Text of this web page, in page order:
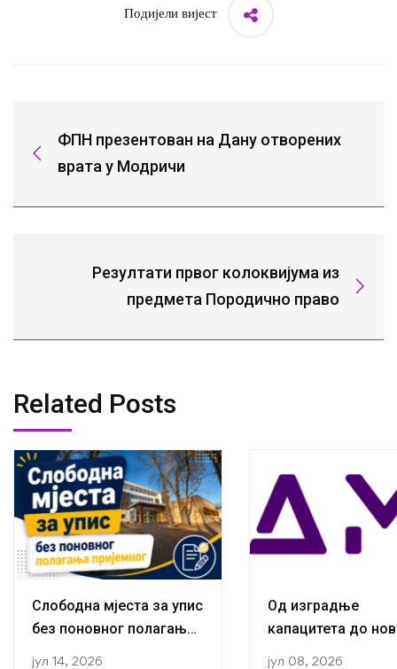
Подијели вијест
ФПН презентован на Дану отворених
врата у Модричи
Резултати првог колоквијума из
предмета Породично право
Related Posts
Слободна мјеста за упис
без поновног полагања
јул 14, 2026
Од изградње
капацитета до
јул 08, 2026